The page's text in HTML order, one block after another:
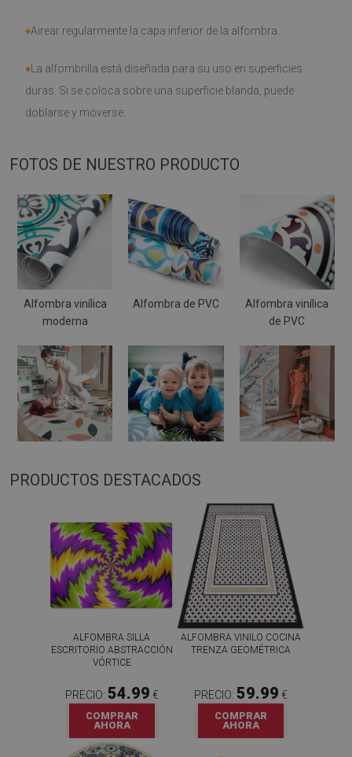
♦Airear regularmente la capa inferior de la alfombra.
♦ La alfombrilla está diseñada para su uso en superficies
duras. Si se coloca sobre una superficie blanda, puede
doblarse y moverse.
FOTOS DE NUESTRO PRODUCTO
Alfombra vinílica
moderna
Alfombra de PVC
Alfombra vinílica
de PVC
PRODUCTOS DESTACADOS
ALFOMBRA SILLA
ESCRITORIO ABSTRACCIÓN
VÓRTICE
PRECIO: 54.99 €
COMPRAR
AHORA
ALFOMBRA VINILO COCINA
TRENZA GEOMÉTRICA
PRECIO: 59.99 €
COMPRAR
AHORA